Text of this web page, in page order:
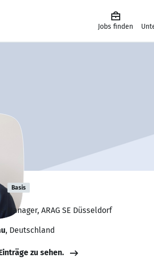
Jobs finden
Basis
Manager, ARAG SE Düsseldorf
, Deutschland
zu sehen.